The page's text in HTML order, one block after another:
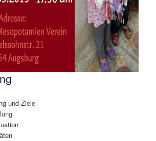
und Ziele